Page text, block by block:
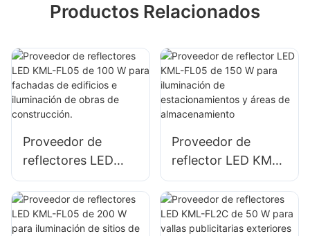
Productos Relacionados
Proveedor de
reflectores LED
KML-FL05 de 100
W para fachadas
de edificios e
Proveedor de
reflector LED KML-
FL05 de 150 W
para iluminación de
estacionamientos y